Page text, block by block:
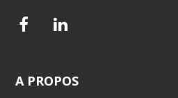
F
e
L
k
A PROPOS